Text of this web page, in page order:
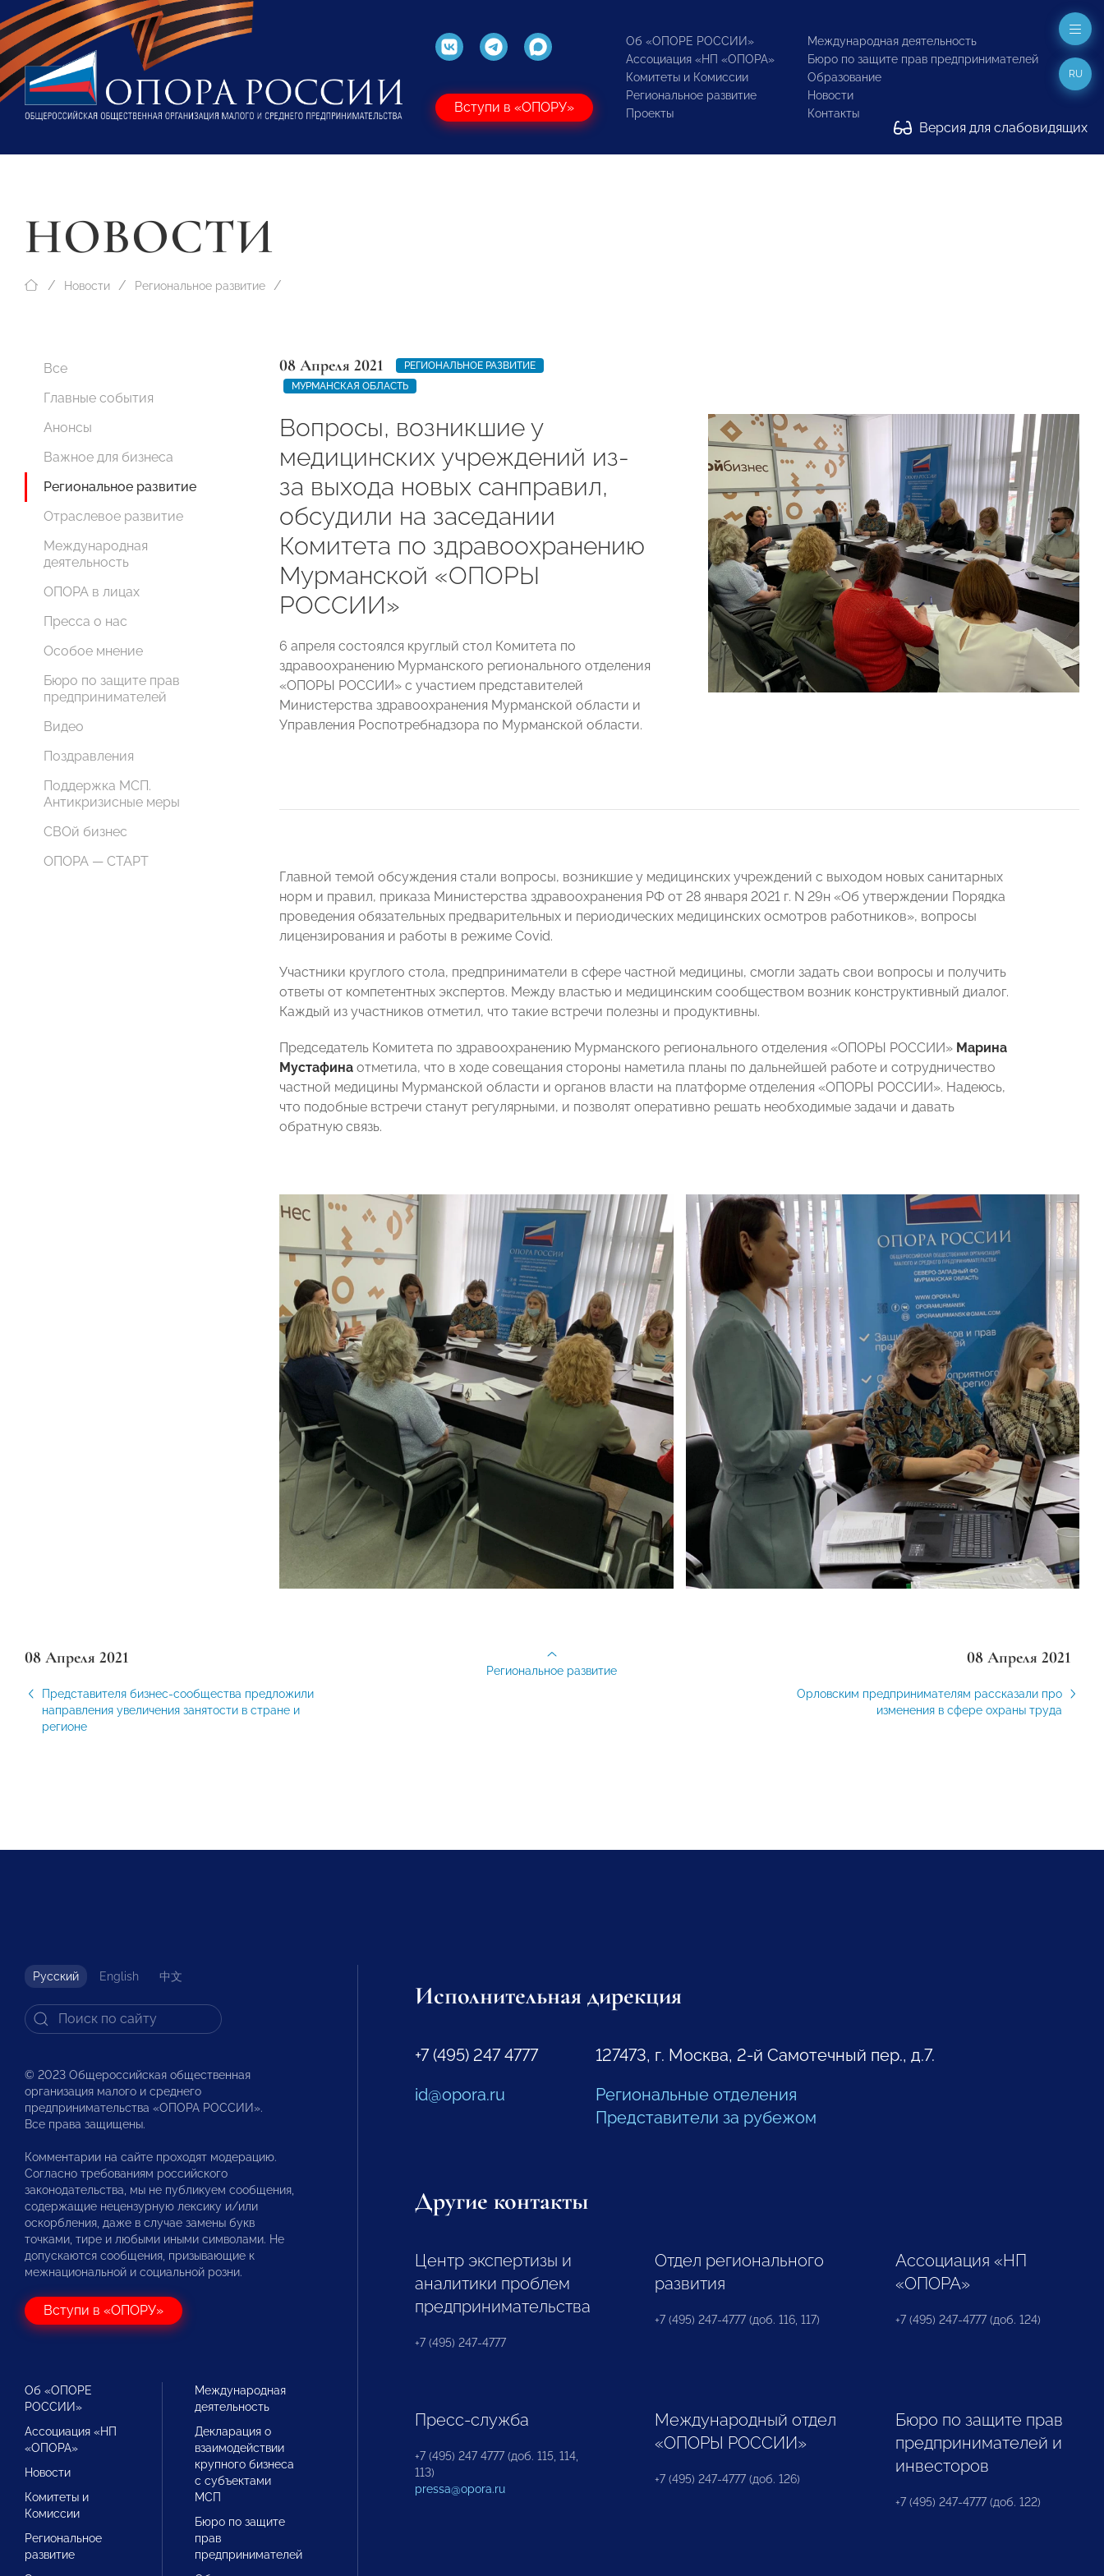
Вступи в «ОПОРУ»
Об «ОПОРЕ РОССИИ»
Ассоциация «НП «ОПОРА»
Комитеты и Комиссии
Региональное развитие
Проекты
Международная деятельность
Бюро по защите прав предпринимателей
Образование
Новости
Контакты
Версия для слабовидящих
RU
НОВОСТИ
Новости Региональное развитие
Все
Главные события
Анонсы
Важное для бизнеса
Региональное развитие
Отраслевое развитие
Международная
деятельность
ОПОРА в лицах
Пресса о нас
Особое мнение
Бюро по защите прав
предпринимателей
Видео
Поздравления
Поддержка МСП.
Антикризисные меры
СВОй бизнес
ОПОРА — СТАРТ
08 Апреля 2021
РЕГИОНАЛЬНОЕ РАЗВИТИЕ
МУРМАНСКАЯ ОБЛАСТЬ
Вопросы, возникшие у
медицинских учреждений из-
за выхода новых санправил,
обсудили на заседании
Комитета по здравоохранению
Мурманской «ОПОРЫ
РОССИИ»
6 апреля состоялся круглый стол Комитета по
здравоохранению Мурманского регионального отделения
«ОПОРЫ РОССИИ» с участием представителей
Министерства здравоохранения Мурманской области и
Управления Роспотребнадзора по Мурманской области.
Главной темой обсуждения стали вопросы, возникшие у медицинских учреждений с выходом новых санитарных
норм и правил, приказа Министерства здравоохранения РФ от 28 января 2021 г. N 29н «Об утверждении Порядка
проведения обязательных предварительных и периодических медицинских осмотров работников», вопросы
лицензирования и работы в режиме Covid.
Участники круглого стола, предприниматели в сфере частной медицины, смогли задать свои вопросы и получить
ответы от компетентных экспертов. Между властью и медицинским сообществом возник конструктивный диалог.
Каждый из участников отметил, что такие встречи полезны и продуктивны.
Председатель Комитета по здравоохранению Мурманского регионального отделения «ОПОРЫ РОССИИ» Марина
Мустафина отметила, что в ходе совещания стороны наметила планы по дальнейшей работе и сотрудничество
частной медицины Мурманской области и органов власти на платформе отделения «ОПОРЫ РОССИИ». Надеюсь,
что подобные встречи станут регулярными, и позволят оперативно решать необходимые задачи и давать
обратную связь.
08 Апреля 2021
Представителя бизнес-сообщества предложили
направления увеличения занятости в стране и
регионе
08 Апреля 2021
Орловским предпринимателям рассказали про
изменения в сфере охраны труда
Региональное развитие
Русский English 中文
© 2023 Общероссийская общественная
организация малого и среднего
предпринимательства «ОПОРА РОССИИ».
Все права защищены.
Комментарии на сайте проходят модерацию.
Согласно требованиям российского
законодательства, мы не публикуем сообщения,
содержащие нецензурную лексику и/или
оскорбления, даже в случае замены букв
точками, тире и любыми иными символами. Не
допускаются сообщения, призывающие к
межнациональной и социальной розни.
Вступи в «ОПОРУ»
Об «ОПОРЕ
РОССИИ»
Ассоциация «НП
«ОПОРА»
Новости
Комитеты и
Комиссии
Региональное
развитие
Международная
деятельность
Декларация о
взаимодействии
крупного бизнеса
с субъектами
МСП
Бюро по защите
прав
предпринимателей
Исполнительная дирекция
+7 (495) 247 4777
id@opora.ru
127473, г. Москва, 2-й Самотечный пер., д.7.
Региональные отделения
Представители за рубежом
Другие контакты
Центр экспертизы и
аналитики проблем
предпринимательства
+7 (495) 247-4777
Отдел регионального
развития
+7 (495) 247-4777 (доб. 116, 117)
Ассоциация «НП
«ОПОРА»
+7 (495) 247-4777 (доб. 124)
Пресс-служба
+7 (495) 247 4777 (доб. 115, 114,
113)
pressa@opora.ru
Международный отдел
«ОПОРЫ РОССИИ»
+7 (495) 247-4777 (доб. 126)
Бюро по защите прав
предпринимателей и
инвесторов
+7 (495) 247-4777 (доб. 122)